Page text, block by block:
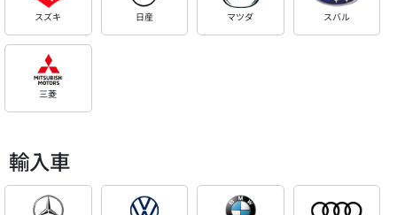
スズキ 日産 マツダ スバル
三菱
輸入車